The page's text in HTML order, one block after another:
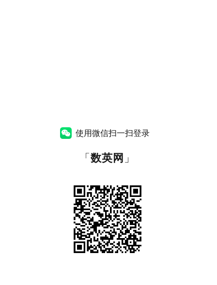
使用微信扫一扫登录
「数英网 」